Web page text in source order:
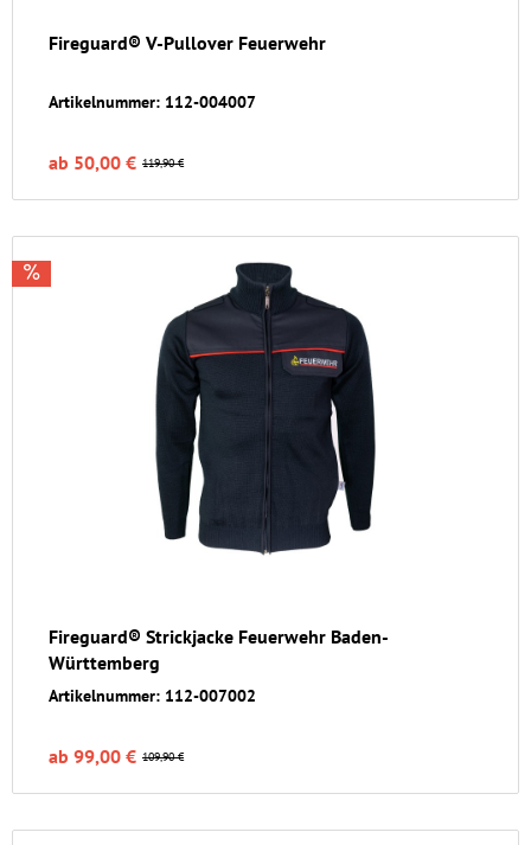
Fireguard® V-Pullover Feuerwehr
Artikelnummer: 112-004007
119,90 €
ab 50,00 €
Fireguard® Strickjacke Feuerwehr Baden-
Württemberg
Artikelnummer: 112-007002
109,90 €
ab 99,00 €